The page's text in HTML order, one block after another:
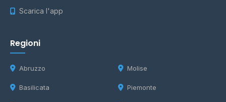
Scarica l'app
Regioni
Abruzzo
Basilicata
Molise
Piemonte